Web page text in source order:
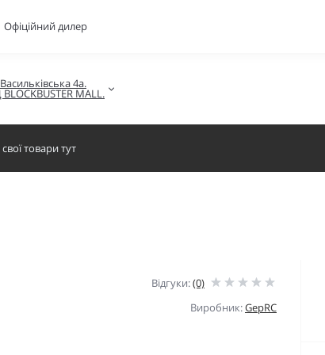
Офіційний дилер
4а.
MALL.
Відгуки:(0)
Виробник:GepRC